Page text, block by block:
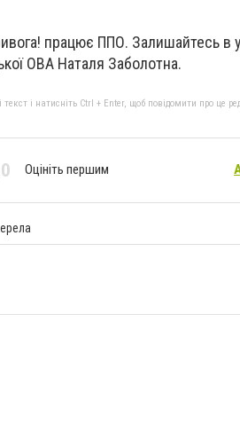
працює ППО. Залишайтесь
ОВА Наталя Заболотна.
і натисніть Ctrl + Enter, щоб повідомити про це
Оцініть першим